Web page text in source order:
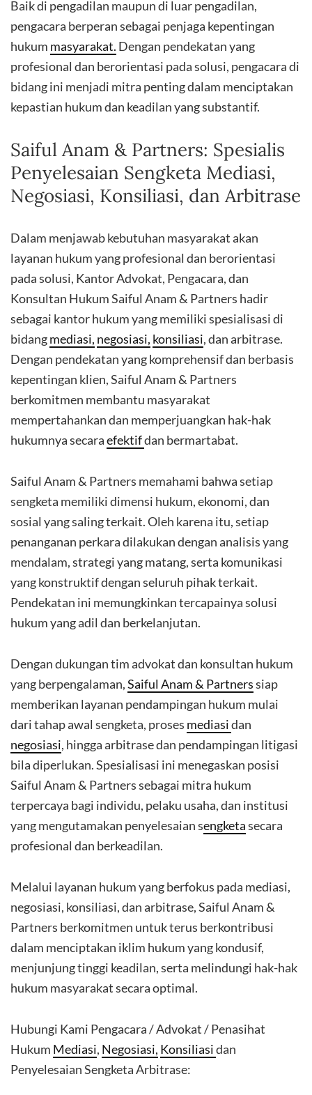
Baik di pengadilan maupun di luar pengadilan,
pengacara berperan sebagai penjaga kepentingan
hukum masyarakat. Dengan pendekatan yang
profesional dan berorientasi pada solusi, pengacara di
bidang ini menjadi mitra penting dalam menciptakan
kepastian hukum dan keadilan yang substantif.
Saiful Anam & Partners: Spesialis
Penyelesaian Sengketa Mediasi,
Negosiasi, Konsiliasi, dan Arbitrase
Dalam menjawab kebutuhan masyarakat akan
layanan hukum yang profesional dan berorientasi
pada solusi, Kantor Advokat, Pengacara, dan
Konsultan Hukum Saiful Anam & Partners hadir
sebagai kantor hukum yang memiliki spesialisasi di
bidangmediasi, negosiasi, konsiliasi, dan arbitrase.
Dengan pendekatan yang komprehensif dan berbasis
kepentingan klien, Saiful Anam & Partners
berkomitmen membantu masyarakat
mempertahankan dan memperjuangkan hak-hak
hukumnya secaraefektifdan bermartabat.
Saiful Anam & Partners memahami bahwa setiap
sengketa memiliki dimensi hukum, ekonomi, dan
sosial yang saling terkait. Oleh karena itu, setiap
penanganan perkara dilakukan dengan analisis yang
mendalam, strategi yang matang, serta komunikasi
yang konstruktif dengan seluruh pihak terkait.
Pendekatan ini memungkinkan tercapainya solusi
hukum yang adil dan berkelanjutan.
Dengan dukungan tim advokat dan konsultan hukum
yang berpengalaman,Saiful Anam & Partnerssiap
memberikan layanan pendampingan hukum mulai
dari tahap awal sengketa, proses mediasidan
negosiasi, hingga arbitrase dan pendampingan litigasi
bila diperlukan. Spesialisasi ini menegaskan posisi
Saiful Anam & Partners sebagai mitra hukum
terpercaya bagi individu, pelaku usaha, dan institusi
yang mengutamakan penyelesaian sengketasecara
profesional dan berkeadilan.
Melalui layanan hukum yang berfokus pada mediasi,
negosiasi, konsiliasi, dan arbitrase, Saiful Anam &
Partners berkomitmen untuk terus berkontribusi
dalam menciptakan iklim hukum yang kondusif,
menjunjung tinggi keadilan, serta melindungi hak-hak
hukum masyarakat secara optimal.
Hubungi Kami Pengacara / Advokat / Penasihat
Hukum Mediasi, Negosiasi, Konsiliasidan
Penyelesaian Sengketa Arbitrase: